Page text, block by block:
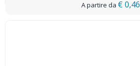
€ 0,46